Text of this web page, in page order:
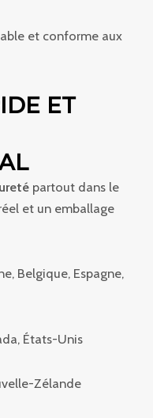
et conforme aux
ET
partout dans le
et un emballage
Belgique, Espagne,
États-Unis
Zélande